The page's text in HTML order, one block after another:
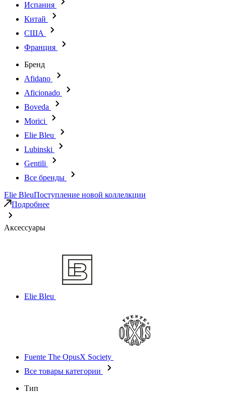
Испания
Китай
США
Франция
Бренд
Afidano
Aficionado
Boveda
Morici
Elie Bleu
Lubinski
Gentili
Все бренды
Elie BleuПоступление новой коллелкции
Подробнее
Аксессуары
Elie Bleu
Fuente The OpusX Society
Все товары категории
Тип